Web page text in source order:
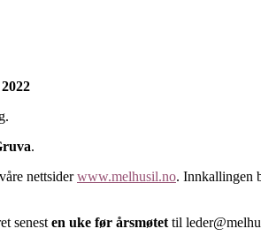
.
nettsiderwww.melhusil.no. Innkallingen
senest en uke før årsmøtet til